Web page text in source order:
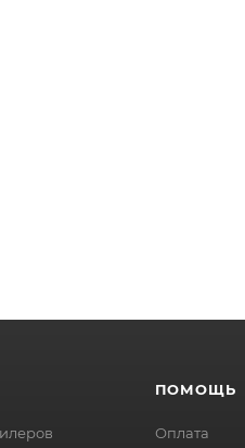
ПОМОЩЬ
Оплата